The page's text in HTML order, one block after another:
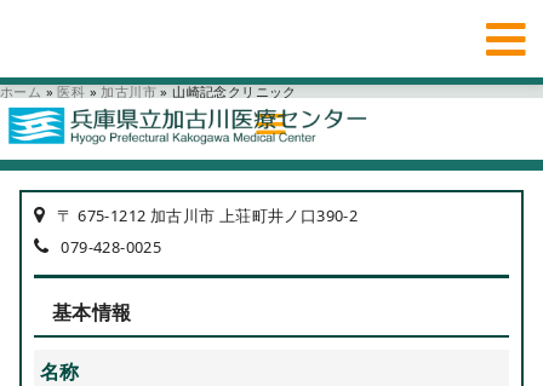
ホーム » 医科 » 加古川市 » 山崎記念クリニック
〒 675-1212 加古川市 上荘町井ノ口390-2
079-428-0025
基本情報
名称